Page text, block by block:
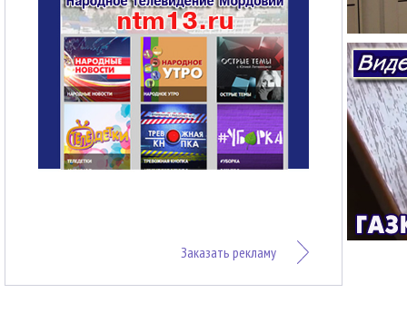
Заказать рекламу